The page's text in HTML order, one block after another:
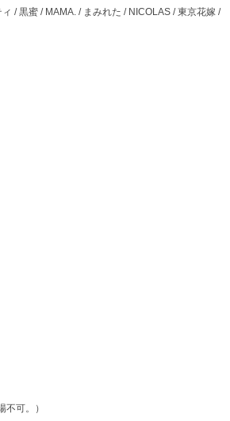
/ 黒蜜 / MAMA. / まみれた / NICOLAS / 東京花嫁 /
可。）